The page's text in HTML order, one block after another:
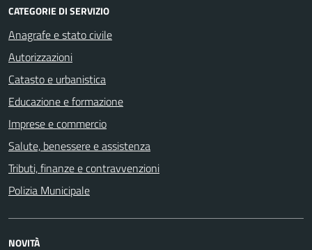
CATEGORIE DI SERVIZIO
Anagrafe e stato civile
Autorizzazioni
Catasto e urbanistica
Educazione e formazione
Imprese e commercio
Salute, benessere e assistenza
Tributi, finanze e contravvenzioni
Polizia Municipale
NOVITÀ